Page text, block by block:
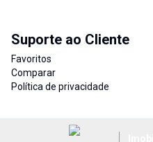
Suporte ao Cliente
Favoritos
Comparar
Política de privacidade